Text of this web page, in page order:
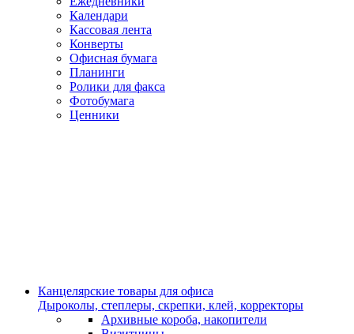
Календари
Кассовая лента
Конверты
Офисная бумага
Планинги
Ролики для факса
Фотобумага
Ценники
Канцелярские товары для офиса
Дыроколы, степлеры, скрепки, клей, корректоры
Архивные короба, накопители